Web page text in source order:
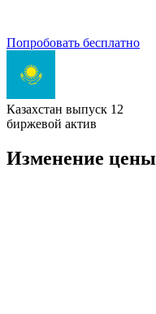
Попробовать бесплатно
Казахстан выпуск 12
биржевой актив
Изменение цены